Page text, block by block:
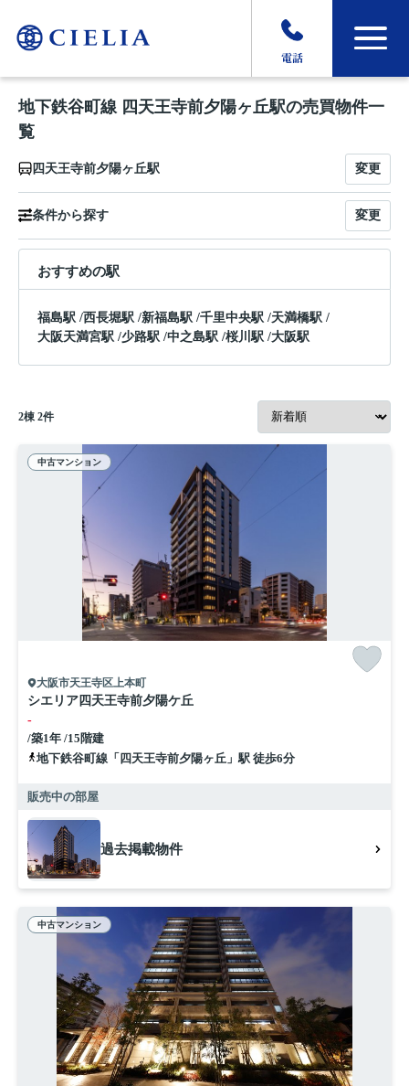
電話
地下鉄谷町線 四天王寺前夕陽ヶ丘駅の売買物件一
覧
四天王寺前夕陽ヶ丘駅 変更
条件から探す 変更
おすすめの駅
福島駅 /西長堀駅 /新福島駅 /千里中央駅 /天満橋駅 /
大阪天満宮駅 /少路駅 /中之島駅 /桜川駅 /大阪駅
2棟 2件
中古マンション
大阪市天王寺区上本町
シエリア四天王寺前夕陽ケ丘
-
/築1年 /15階建
地下鉄谷町線「四天王寺前夕陽ヶ丘」駅 徒歩6分
販売中の部屋
過去掲載物件
中古マンション